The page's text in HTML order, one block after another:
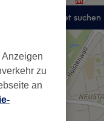
In diesem Gebiet suchen
zu
an